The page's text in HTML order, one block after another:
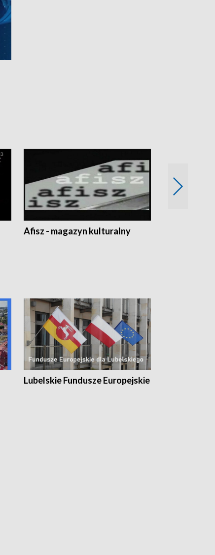
Afisz - magazyn kulturalny
Lubelskie Fundusze Europejskie